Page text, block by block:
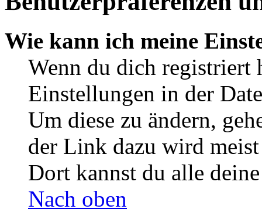
Wie kann ich meine
Wenn du dich registriert
Einstellungen in der
Um diese zu ändern,
der Link dazu wird
Dort kannst du alle
Nach oben